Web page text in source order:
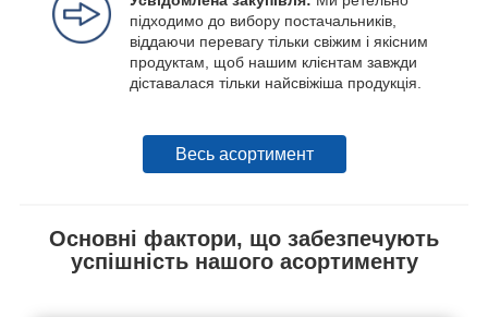
підходимо до вибору постачальників,
віддаючи перевагу тільки свіжим і якісним
продуктам, щоб нашим клієнтам завжди
діставалася тільки найсвіжіша продукція.
Весь асортимент
Основні фактори, що забезпечують
успішність нашого асортименту